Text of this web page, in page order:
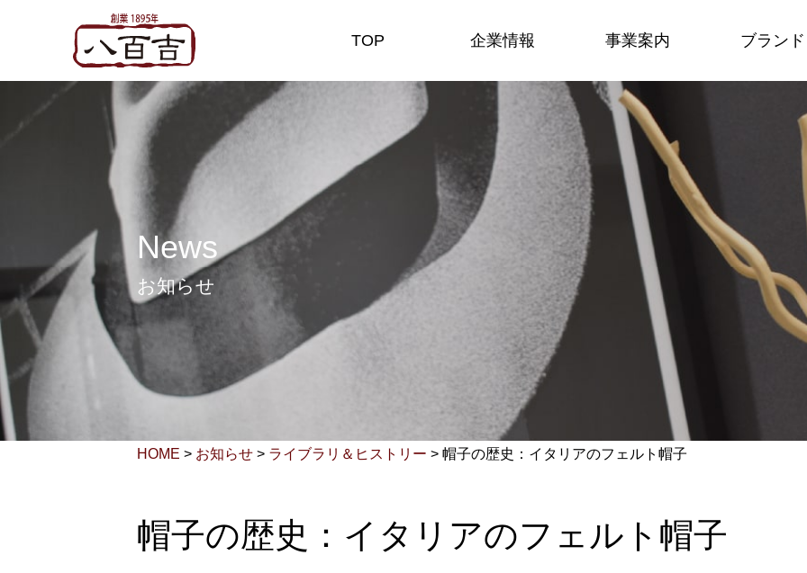
TOP 企業情報 事業案内 ブランド
お知らせ
HOME > お知らせ > ライブラリ＆ヒストリー > 帽子の歴史：イタリアのフェルト帽子
帽子の歴史：イタリアのフェルト帽子